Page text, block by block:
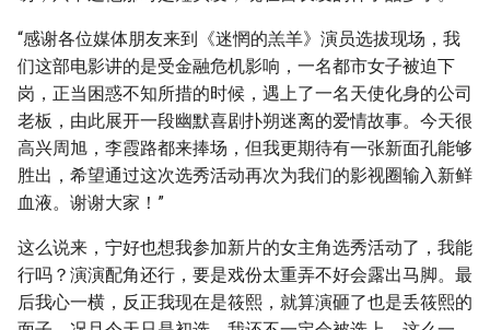
“感谢各位媒体朋友来到《迷惘的羔羊》演员选拔现场，我
们这部电影讲的是受金融危机影响，一名都市女子被迫下
岗，正当困惑不知所措的时候，遇上了一名天使化身的公司
老板，由此展开一段幽默喜剧扑朔迷离的爱情故事。今天很
高兴周旭，李霞路都来捧场，但我更期待有一张新面孔能够
胜出，希望通过这次选秀活动再次为我们的影视圈输入新鲜
血液。谢谢大家！”
这么说来，宁好也想我参加新片的女主角选秀活动了，我能
行吗？演演配角还行，要是戏份太重弄不好会露出马脚。最
后我心一横，反正我现在是筱熙，就算演砸了也是丢筱熙的